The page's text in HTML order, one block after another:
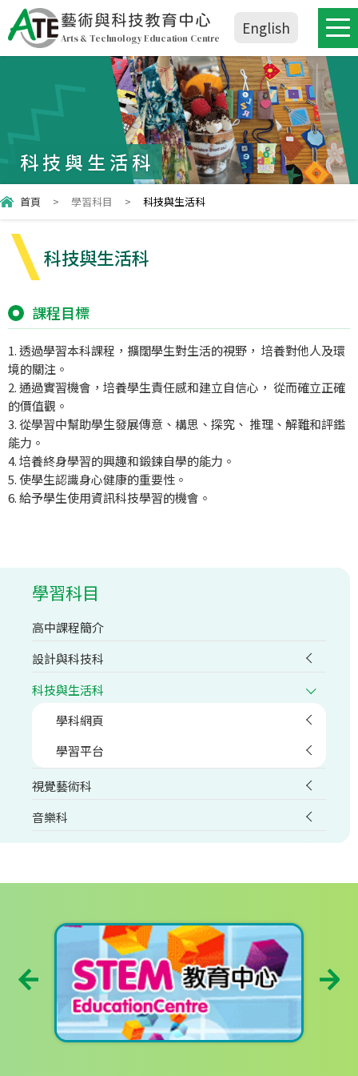
藝術與科技教育中心
Arts & Technology Education Centre
English
科技與生活科
首頁 > 學習科目 > 科技與生活科
科技與生活科
課程目標
1. 透過學習本科課程，擴闊學生對生活的視野， 培養對他人及環
境的關注。
2. 通過實習機會，培養學生責任感和建立自信心， 從而確立正確
的價值觀。
3. 從學習中幫助學生發展傳意、構思、探究、 推理、解難和評鑑
能力。
4. 培養終身學習的興趣和鍛鍊自學的能力。
5. 使學生認識身心健康的重要性。
6. 給予學生使用資訊科技學習的機會。
學習科目
高中課程簡介
設計與科技科
科技與生活科
學科網頁
學習平台
視覺藝術科
音樂科